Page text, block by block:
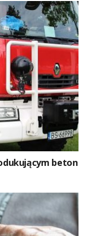
beton